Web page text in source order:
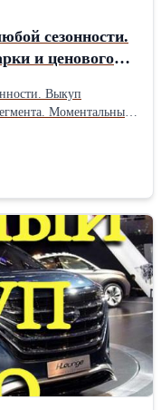
сезонности.
и ценового
Выкуп
Моментальный